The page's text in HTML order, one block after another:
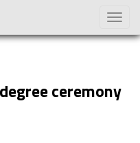
Toggle
ceremony